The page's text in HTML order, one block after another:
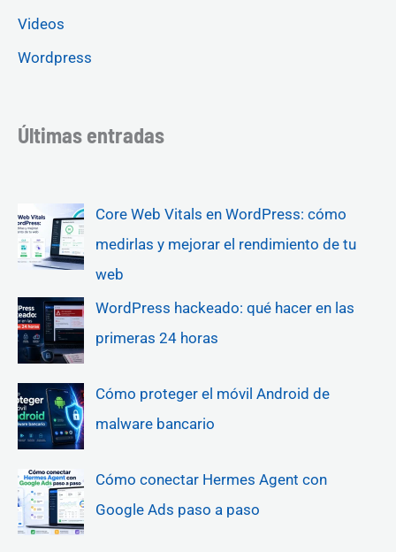
Videos
Wordpress
Últimas entradas
Core Web Vitals en WordPress: cómo
medirlas y mejorar el rendimiento de tu
web
WordPress hackeado: qué hacer en las
primeras 24 horas
Cómo proteger el móvil Android de
malware bancario
Cómo conectar Hermes Agent con
Google Ads paso a paso